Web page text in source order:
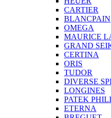
CARTIER
BLANCPAIN
OMEGA
MAURICE
GRAND
CERTINA
ORIS
TUDOR
DIVERSE
LONGINES
PATEK
ETERNA